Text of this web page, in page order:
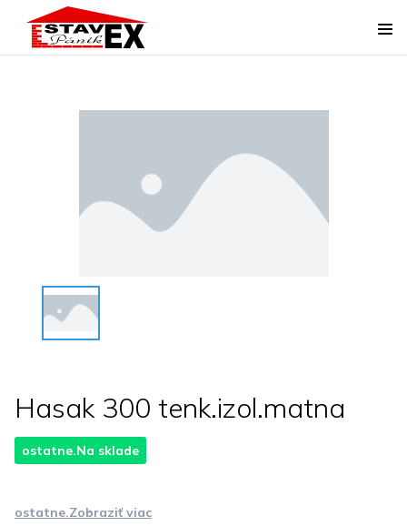
Hasak 300 tenk.izol.matna
ostatne.Na sklade
ostatne.Zobraziť viac